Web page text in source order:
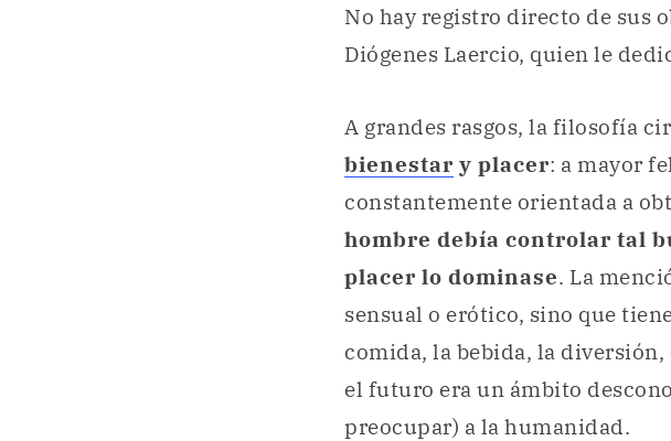
No hay registro directo de sus
Diógenes Laercio, quien le
A grandes rasgos, la filosofía
bienestar y placer: a mayor
constantemente orientada a
hombre debía controlar tal
placer lo dominase. La
sensual o erótico, sino que
comida, la bebida, la
el futuro era un ámbito
preocupar) a la humanidad.